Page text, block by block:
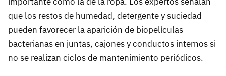
que los restos de humedad, detergente y suciedad
pueden favorecer la aparición de biopelículas
bacterianas en juntas, cajones y conductos internos si
no se realizan ciclos de mantenimiento periódicos.